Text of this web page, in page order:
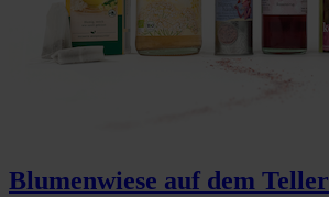
Blumenwiese auf dem Teller